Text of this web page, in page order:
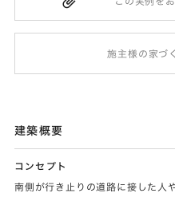
施主様の家づ
建築概要
コンセプト
南側が行き止りの道路に接した人